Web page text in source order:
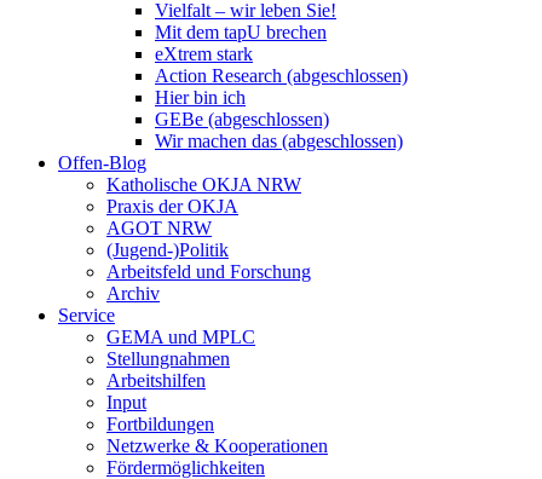
Vielfalt – wir leben Sie!
Mit dem tapU brechen
eXtrem stark
Action Research (abgeschlossen)
Hier bin ich
GEBe (abgeschlossen)
Wir machen das (abgeschlossen)
Offen-Blog
Katholische OKJA NRW
Praxis der OKJA
AGOT NRW
(Jugend-)Politik
Arbeitsfeld und Forschung
Archiv
Service
GEMA und MPLC
Stellungnahmen
Arbeitshilfen
Input
Fortbildungen
Netzwerke & Kooperationen
Fördermöglichkeiten